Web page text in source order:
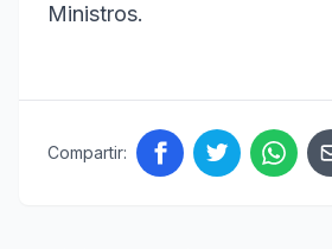
Ministros.
Compartir: